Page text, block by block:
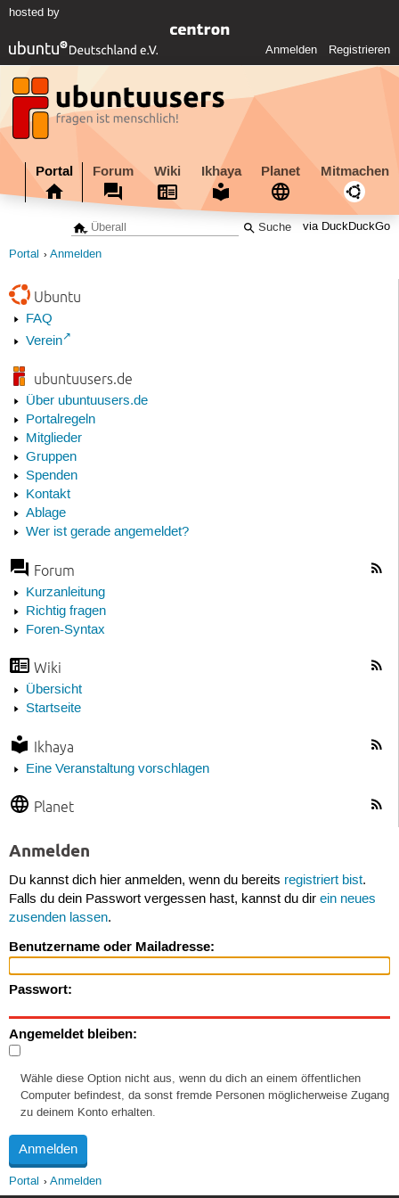
hosted by
Anmelden Registrieren
Portal Forum Wiki Ikhaya Planet Mitmachen
via DuckDuckGo
Portal Anmelden
Ubuntu
FAQ
Verein
ubuntuusers.de
Über ubuntuusers.de
Portalregeln
Mitglieder
Gruppen
Spenden
Kontakt
Ablage
Wer ist gerade angemeldet?
Forum
Kurzanleitung
Richtig fragen
Foren-Syntax
Wiki
Übersicht
Startseite
Ikhaya
Eine Veranstaltung vorschlagen
Planet
Anmelden
Du kannst dich hier anmelden, wenn du bereits registriert bist.
Falls du dein Passwort vergessen hast, kannst du dir ein neues
zusenden lassen.
Benutzername oder Mailadresse:
Passwort:
Angemeldet bleiben:
Wähle diese Option nicht aus, wenn du dich an einem öffentlichen
Computer befindest, da sonst fremde Personen möglicherweise Zugang
zu deinem Konto erhalten.
Portal Anmelden